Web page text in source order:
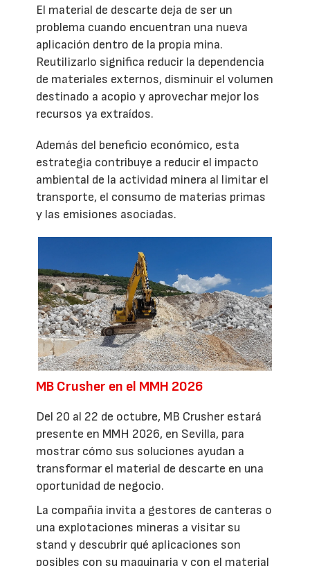
El material de descarte deja de ser un
problema cuando encuentran una nueva
aplicación dentro de la propia mina.
Reutilizarlo significa reducir la dependencia
de materiales externos, disminuir el volumen
destinado a acopio y aprovechar mejor los
recursos ya extraídos.
Además del beneficio económico, esta
estrategia contribuye a reducir el impacto
ambiental de la actividad minera al limitar el
transporte, el consumo de materias primas
y las emisiones asociadas.
MB Crusher en el MMH 2026
Del 20 al 22 de octubre, MB Crusher estará
presente en MMH 2026, en Sevilla, para
mostrar cómo sus soluciones ayudan a
transformar el material de descarte en una
oportunidad de negocio.
La compañía invita a gestores de canteras o
una explotaciones mineras a visitar su
stand y descubrir qué aplicaciones son
posibles con su maquinaria y con el material